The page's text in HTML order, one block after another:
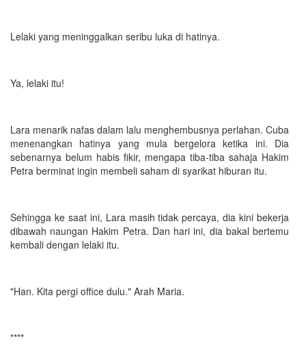
Lelaki yang meninggalkan seribu luka di hatinya.
Ya, lelaki itu!
Lara menarik nafas dalam lalu menghembusnya perlahan. Cuba
menenangkan hatinya yang mula bergelora ketika ini. Dia
sebenarnya belum habis fikir, mengapa tiba-tiba sahaja Hakim
Petra berminat ingin membeli saham di syarikat hiburan itu.
Sehingga ke saat ini, Lara masih tidak percaya, dia kini bekerja
dibawah naungan Hakim Petra. Dan hari ini, dia bakal bertemu
kembali dengan lelaki itu.
"Han. Kita pergi office dulu." Arah Maria.
****